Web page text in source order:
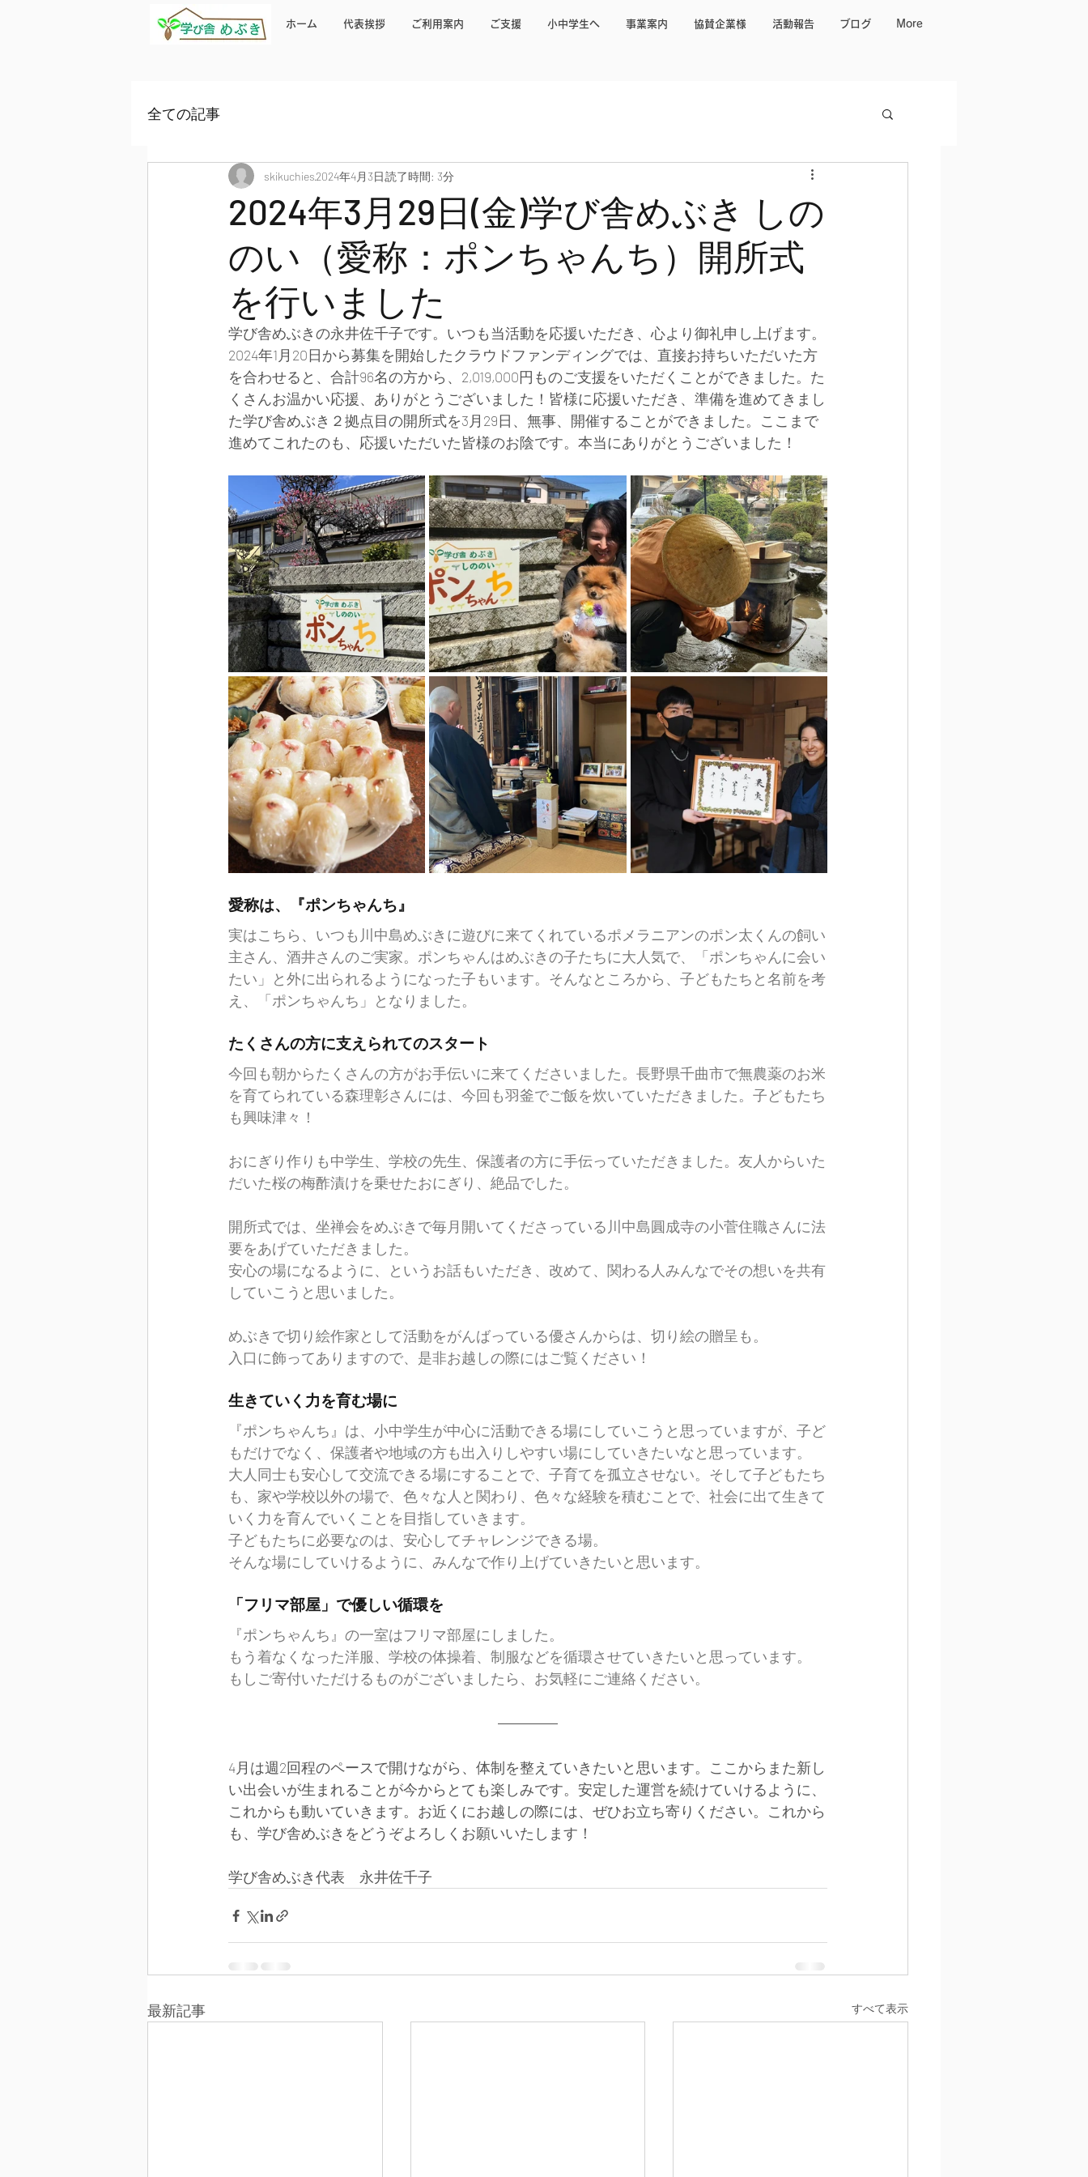
ホーム 代表挨拶 ご利用案内 ご支援 小中学生へ 事業案内 協賛企業様 活動報告 ブログ More
全ての記事
2024年3月29日(金)学び舎めぶき しの
のい（愛称：ポンちゃんち）開所式
を行いました
skikuchies2024年4月3日読了時間: 3分
学び舎めぶきの永井佐千子です。いつも当活動を応援いただき、心より御礼申し上げます。
2024年1月20日から募集を開始したクラウドファンディングでは、直接お持ちいただいた方
を合わせると、合計96名の方から、2,019,000円ものご支援をいただくことができました。た
くさんお温かい応援、ありがとうございました！皆様に応援いただき、準備を進めてきまし
た学び舎めぶき２拠点目の開所式を3月29日、無事、開催することができました。ここまで
進めてこれたのも、応援いただいた皆様のお陰です。本当にありがとうございました！
愛称は、『ポンちゃんち』
実はこちら、いつも川中島めぶきに遊びに来てくれているポメラニアンのポン太くんの飼い
主さん、酒井さんのご実家。ポンちゃんはめぶきの子たちに大人気で、「ポンちゃんに会い
たい」と外に出られるようになった子もいます。そんなところから、子どもたちと名前を考
え、「ポンちゃんち」となりました。
たくさんの方に支えられてのスタート
今回も朝からたくさんの方がお手伝いに来てくださいました。長野県千曲市で無農薬のお米
を育てられている森理彰さんには、今回も羽釜でご飯を炊いていただきました。子どもたち
も興味津々！
おにぎり作りも中学生、学校の先生、保護者の方に手伝っていただきました。友人からいた
だいた桜の梅酢漬けを乗せたおにぎり、絶品でした。
開所式では、坐禅会をめぶきで毎月開いてくださっている川中島圓成寺の小菅住職さんに法
要をあげていただきました。
安心の場になるように、というお話もいただき、改めて、関わる人みんなでその想いを共有
していこうと思いました。
めぶきで切り絵作家として活動をがんばっている優さんからは、切り絵の贈呈も。
入口に飾ってありますので、是非お越しの際にはご覧ください！
生きていく力を育む場に
『ポンちゃんち』は、小中学生が中心に活動できる場にしていこうと思っていますが、子ど
もだけでなく、保護者や地域の方も出入りしやすい場にしていきたいなと思っています。
大人同士も安心して交流できる場にすることで、子育てを孤立させない。そして子どもたち
も、家や学校以外の場で、色々な人と関わり、色々な経験を積むことで、社会に出て生きて
いく力を育んでいくことを目指していきます。
子どもたちに必要なのは、安心してチャレンジできる場。
そんな場にしていけるように、みんなで作り上げていきたいと思います。
「フリマ部屋」で優しい循環を
『ポンちゃんち』の一室はフリマ部屋にしました。
もう着なくなった洋服、学校の体操着、制服などを循環させていきたいと思っています。
もしご寄付いただけるものがございましたら、お気軽にご連絡ください。
4月は週2回程のペースで開けながら、体制を整えていきたいと思います。ここからまた新し
い出会いが生まれることが今からとても楽しみです。安定した運営を続けていけるように、
これからも動いていきます。お近くにお越しの際には、ぜひお立ち寄りください。これから
も、学び舎めぶきをどうぞよろしくお願いいたします！
学び舎めぶき代表　永井佐千子
最新記事 すべて表示